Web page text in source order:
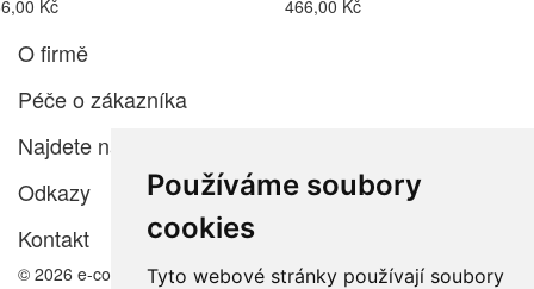
Používáme soubory
cookies
Tyto webové stránky používají soubory
Kč 466,00 Kč
O firmě
Péče o zákazníka
Najdete nás
Odkazy
Kontakt
© 2026 e-color.cz